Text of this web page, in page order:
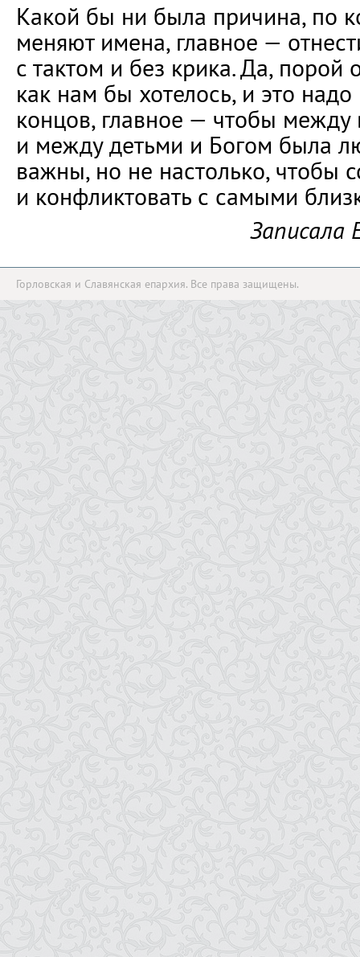
Какой бы ни была причина, по
меняют имена, главное —
с тактом и без крика. Да, порой
как нам бы хотелось, и это
концов, главное — чтобы
и между детьми и Богом была
важны, но не настолько, чтобы
и конфликтовать с самыми
Записала
Горловская и Славянская епархия. Все права защищены.